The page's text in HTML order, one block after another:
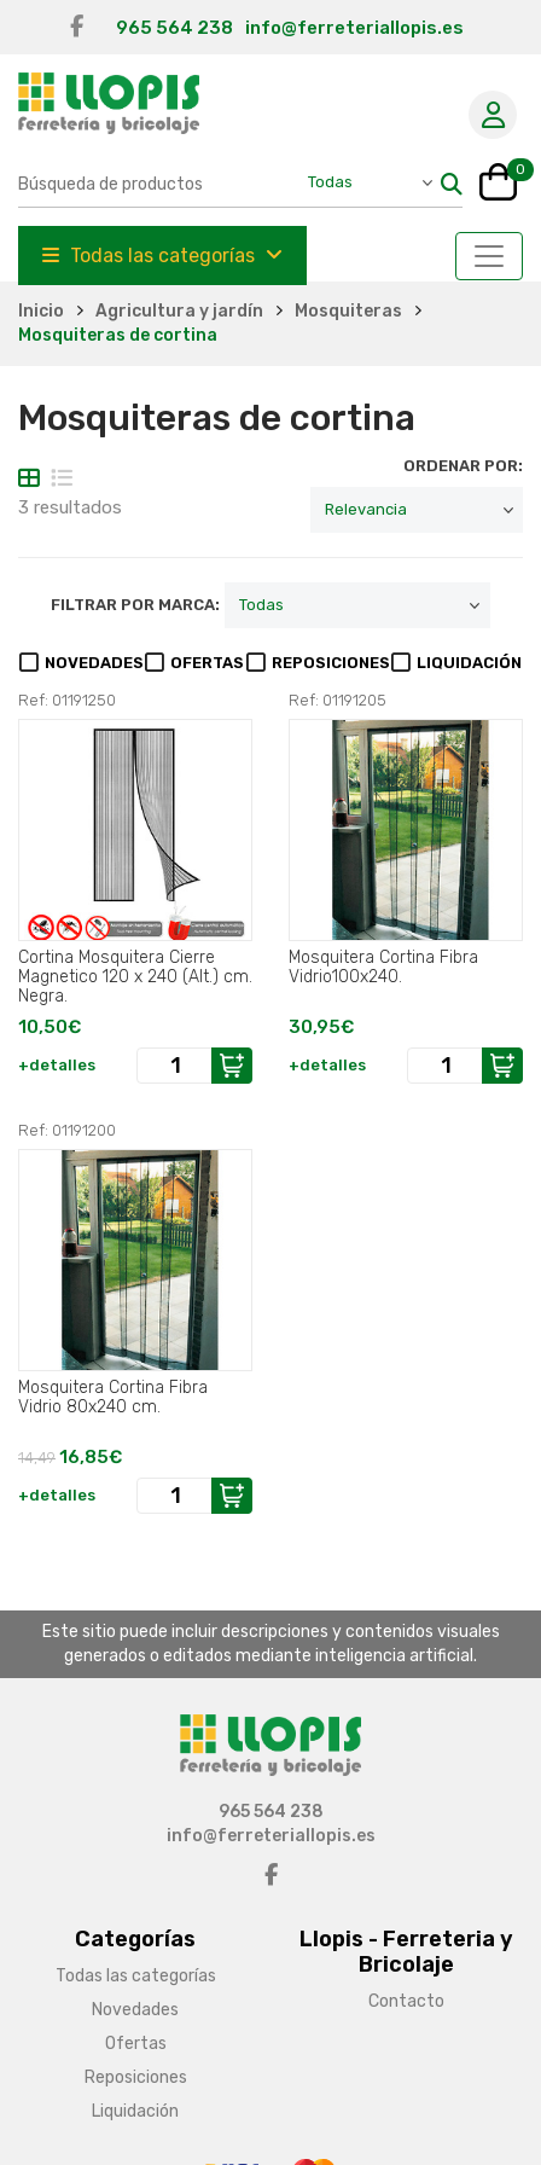
965 564 238 info@ferreteriallopis.es
0
Todas las categorías
Inicio Agricultura y jardín
Mosquiteras
Mosquiteras de cortina
Mosquiteras de cortina
3 resultados
ORDENAR POR:
FILTRAR POR MARCA:
NOVEDADES OFERTAS REPOSICIONES LIQUIDACIÓN
Ref: 01191250
Cortina Mosquitera Cierre
Magnetico 120 x 240 (Alt.) cm.
Negra.
10,50€
+detalles
Ref: 01191205
Mosquitera Cortina Fibra
Vidrio100x240.
30,95€
+detalles
Ref: 01191200
Mosquitera Cortina Fibra
Vidrio 80x240 cm.
14,49 16,85€
+detalles
Este sitio puede incluir descripciones y contenidos visuales
generados o editados mediante inteligencia artificial.
Categorías
Todas las categorías
Novedades
Ofertas
Reposiciones
Liquidación
Llopis - Ferreteria y
Bricolaje
Contacto
965 564 238
info@ferreteriallopis.es